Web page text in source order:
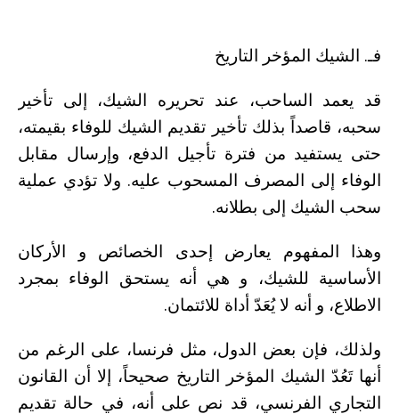
فـ. الشيك المؤخر التاريخ
قد يعمد الساحب، عند تحريره الشيك، إلى تأخير
سحبه، قاصداً بذلك تأخير تقديم الشيك للوفاء بقيمته،
حتى يستفيد من فترة تأجيل الدفع، وإرسال مقابل
الوفاء إلى المصرف المسحوب عليه. ولا تؤدي عملية
سحب الشيك إلى بطلانه.
وهذا المفهوم يعارض إحدى الخصائص و الأركان
الأساسية للشيك، و هي أنه يستحق الوفاء بمجرد
الاطلاع، و أنه لا يُعَدّ أداة للائتمان.
ولذلك، فإن بعض الدول، مثل فرنسا، على الرغم من
أنها تَعُدّ الشيك المؤخر التاريخ صحيحاً، إلا أن القانون
التجاري الفرنسي، قد نص على أنه، في حالة تقديم